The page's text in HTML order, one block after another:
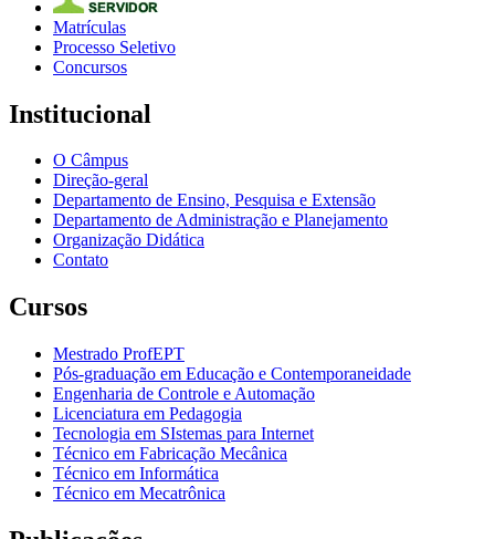
Matrículas
Processo Seletivo
Concursos
Institucional
O Câmpus
Direção-geral
Departamento de Ensino, Pesquisa e Extensão
Departamento de Administração e Planejamento
Organização Didática
Contato
Cursos
Mestrado ProfEPT
Pós-graduação em Educação e Contemporaneidade
Engenharia de Controle e Automação
Licenciatura em Pedagogia
Tecnologia em SIstemas para Internet
Técnico em Fabricação Mecânica
Técnico em Informática
Técnico em Mecatrônica